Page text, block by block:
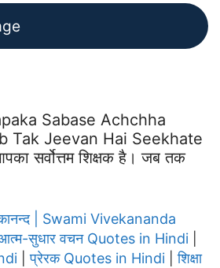
Sabase Achchha
Tak Jeevan Hai Seekhate
सर्वोत्तम शिक्षक है। जब तक
| Swami Vivekananda
सुधार वचन Quotes in Hindi
|प्रेरक Quotes in Hindi |शिक्षा